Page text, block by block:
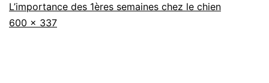
L’importance des 1ères semaines chez le chien
Taille
600 × 337